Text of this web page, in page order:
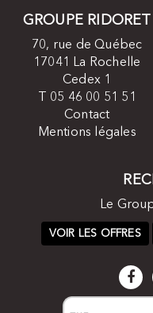
GROUPE RIDORET
70, rue de Québec
17041 La Rochelle
Cedex 1
T 05 46 00 51 51
Contact
Mentions légales
Le
VOIR LES OFFRES